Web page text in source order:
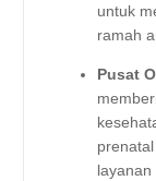
untuk
ramah
Pusat